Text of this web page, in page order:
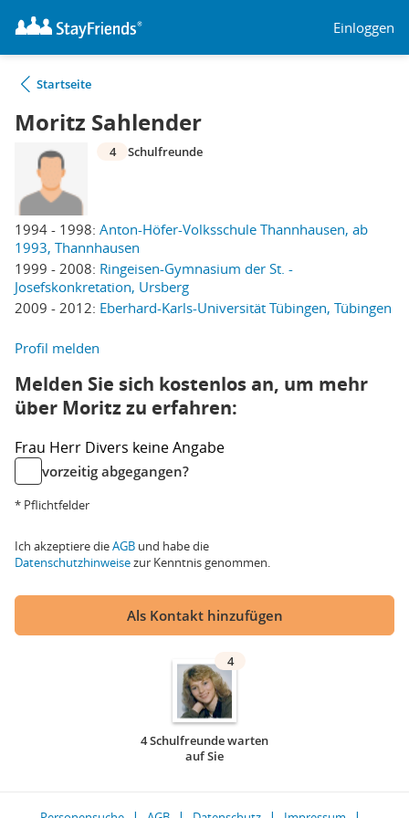
Einloggen
Startseite
Moritz Sahlender
1994 - 1998: Anton-Höfer-Volksschule Thannhausen, ab
1993, Thannhausen
1999 - 2008: Ringeisen-Gymnasium der St. -
Josefskonkretation, Ursberg
2009 - 2012: Eberhard-Karls-Universität Tübingen, Tübingen
4 Schulfreunde
Profil melden
Melden Sie sich kostenlos an, um mehr
über Moritz zu erfahren:
Frau Herr Divers keine Angabe
vorzeitig abgegangen?
* Pflichtfelder
Ich akzeptiere dieAGB und habe die
Datenschutzhinweisezur Kenntnis genommen.
Als Kontakt hinzufügen
4
4 Schulfreunde warten
auf Sie